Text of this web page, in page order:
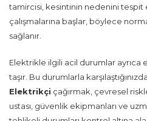
tamircisi, kesintinin nedenini tespit
çalışmalarına başlar, böylece
sağlanır.
Elektrikle ilgili acil durumlar ayrıca
taşır. Bu durumlarla
Elektrikçi çağırmak, çevresel
ustası, güvenlik ekipmanları ve